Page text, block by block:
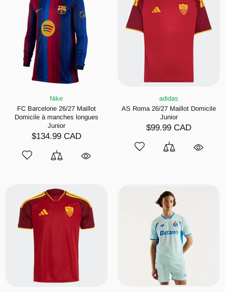
Nike
FC Barcelone 26/27 Maillot
Domicile à manches longues
Junior
$134.99 CAD
adidas
AS Roma 26/27 Maillot Domicile
Junior
$99.99 CAD